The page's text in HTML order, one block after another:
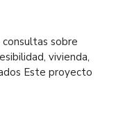
consultas sobre
vivienda,
Este proyecto